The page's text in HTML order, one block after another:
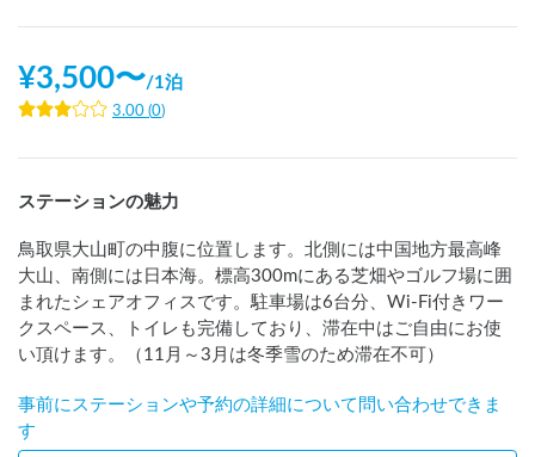
¥3,500〜/1泊
3.00 (0)
ステーションの魅力
鳥取県大山町の中腹に位置します。北側には中国地方最高峰
大山、南側には日本海。標高300mにある芝畑やゴルフ場に囲
まれたシェアオフィスです。駐車場は6台分、Wi-Fi付きワー
クスペース、トイレも完備しており、滞在中はご自由にお使
い頂けます。（11月～3月は冬季雪のため滞在不可）
事前にステーションや予約の詳細について問い合わせできま
す